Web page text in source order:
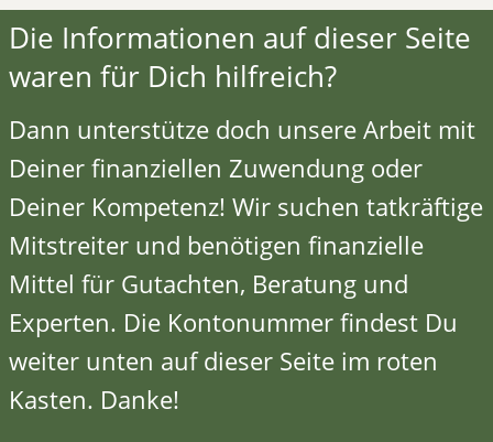
Die Informationen auf dieser Seite
waren für Dich hilfreich?
Dann unterstütze doch unsere Arbeit mit
Deiner finanziellen Zuwendung oder
Deiner Kompetenz! Wir suchen tatkräftige
Mitstreiter und benötigen finanzielle
Mittel für Gutachten, Beratung und
Experten. Die Kontonummer findest Du
weiter unten auf dieser Seite im roten
Kasten. Danke!